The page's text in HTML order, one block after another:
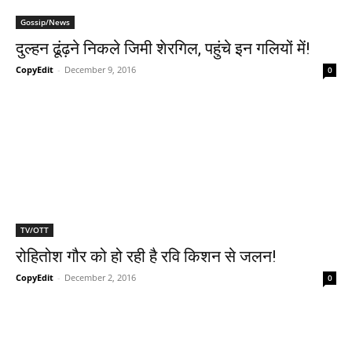
Gossip/News
दुल्‍हन ढूंढ़ने निकले जिमी शेरगिल, पहुंचे इन गलियों में!
CopyEdit - December 9, 2016 0
TV/OTT
रोहितोश गौर को हो रही है रवि किशन से जलन!
CopyEdit - December 2, 2016 0